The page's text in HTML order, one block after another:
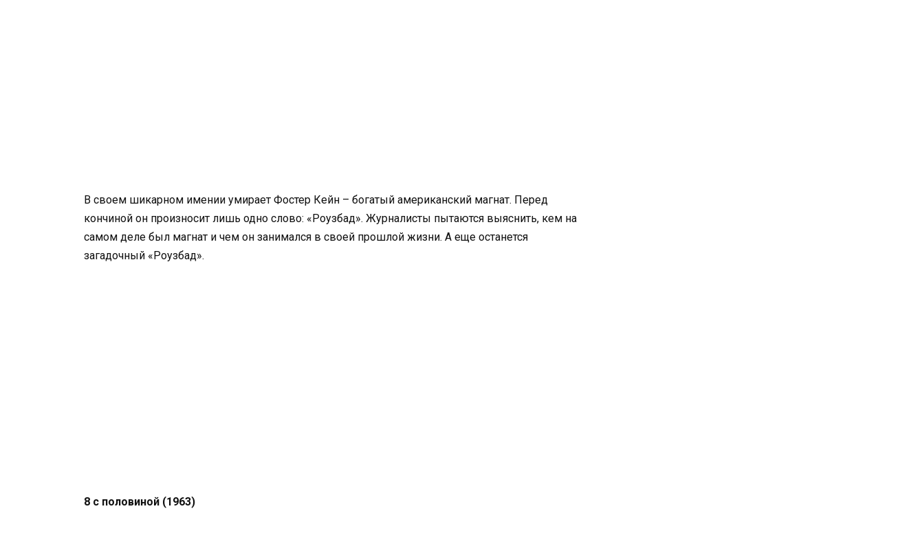
В своем шикарном имении умирает Фостер Кейн – богатый американский магнат. Перед
кончиной он произносит лишь одно слово: «Роузбад». Журналисты пытаются выяснить, кем на
самом деле был магнат и чем он занимался в своей прошлой жизни. А еще останется
загадочный «Роузбад».
8 с половиной (1963)